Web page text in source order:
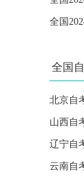
全国
全国
北京自
山西自
辽宁自
云南自